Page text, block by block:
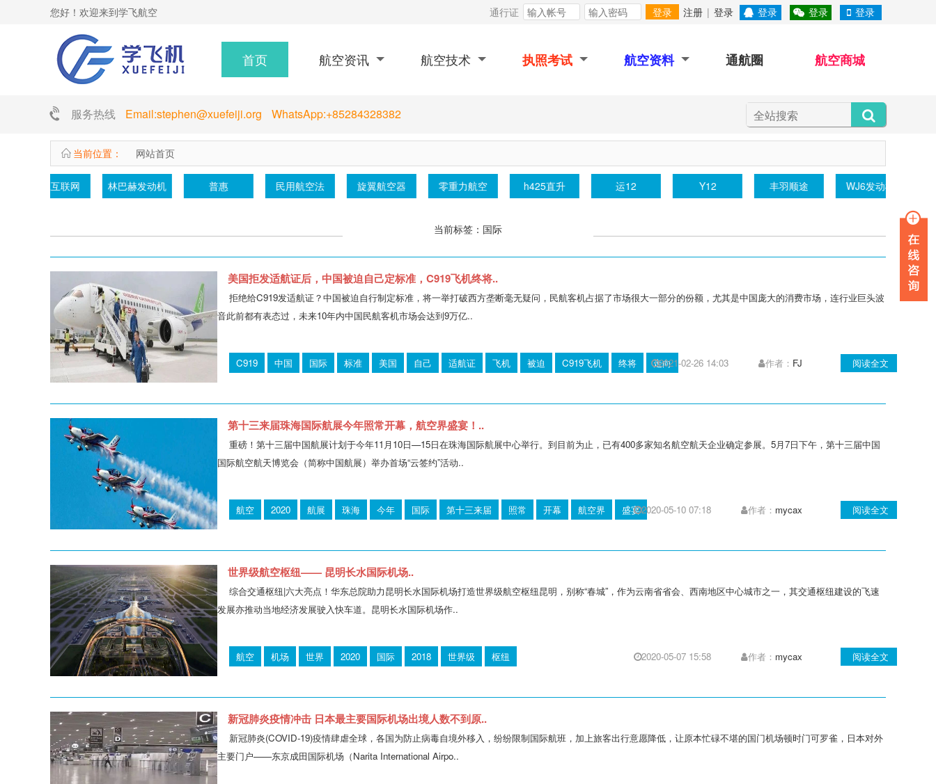
您好！欢迎来到学飞航空 通行证 登录 注册 | 登录 登录 登录 登录
首页 航空资讯 航空技术 执照考试 航空资料 通航圈 航空商城
服务热线 Email:stephen@xuefeiji.org WhatsApp:+85284328382
当前位置： 网站首页
丰羽顺途 WJ6发动机 江西直升机 KLA-100 铸铁平台 辽翔动⼒ 螺旋桨测试 耐火集装箱 涡轮发动机
当前标签：国际
美国拒发适航证后，中国被迫自己定标准，C919飞机终将..
拒绝给C919发适航证？中国被迫自行制定标准，将一举打破西方垄断毫无疑问，民航客机占据了市场很大一部分的份额，尤其是中国庞大的消费市场，连行业巨头波
音此前都有表态过，未来10年内中国民航客机市场会达到9万亿..
C919 中国 国际 标准 美国 自己 适航证 飞机 被迫 C919飞机 终将 走向
2021-02-26 14:03 作者： FJ 阅读全文
第十三来届珠海国际航展今年照常开幕，航空界盛宴！..
重磅！第十三届中国航展计划于今年11月10日—15日在珠海国际航展中心举行。到目前为止，已有400多家知名航空航天企业确定参展。5月7日下午，第十三届中国
国际航空航天博览会（简称中国航展）举办首场“云签约”活动..
航空 2020 航展 珠海 今年 国际 第十三来届 照常 开幕 航空界 盛宴2020-05-10 07:18 作者： mycax 阅读全文
世界级航空枢纽—— 昆明长水国际机场..
综合交通枢纽|六大亮点！华东总院助力昆明长水国际机场打造世界级航空枢纽昆明，别称“春城”，作为云南省省会、西南地区中心城市之一，其交通枢纽建设的飞速
发展亦推动当地经济发展驶入快车道。昆明长水国际机场作..
航空 机场 世界 2020 国际 2018 世界级 枢纽 2020-05-07 15:58 作者： mycax 阅读全文
新冠肺炎疫情冲击 日本最主要国际机场出境人数不到原..
新冠肺炎(COVID-19)疫情肆虐全球，各国为防止病毒自境外移入，纷纷限制国际航班，加上旅客出行意愿降低，让原本忙碌不堪的国门机场顿时门可罗雀，日本对外
主要门户——东京成田国际机场（Narita International Airpo..